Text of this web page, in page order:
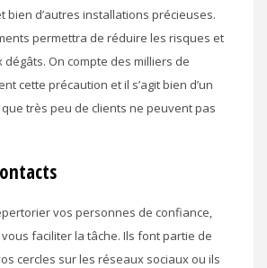
bien d’autres installations précieuses.
permettra de réduire les risques et
On compte des milliers de
cette précaution et il s’agit bien d’un
très peu de clients ne peuvent pas
vos personnes de confiance,
faciliter la tâche. Ils font partie de
cercles sur les réseaux sociaux ou ils